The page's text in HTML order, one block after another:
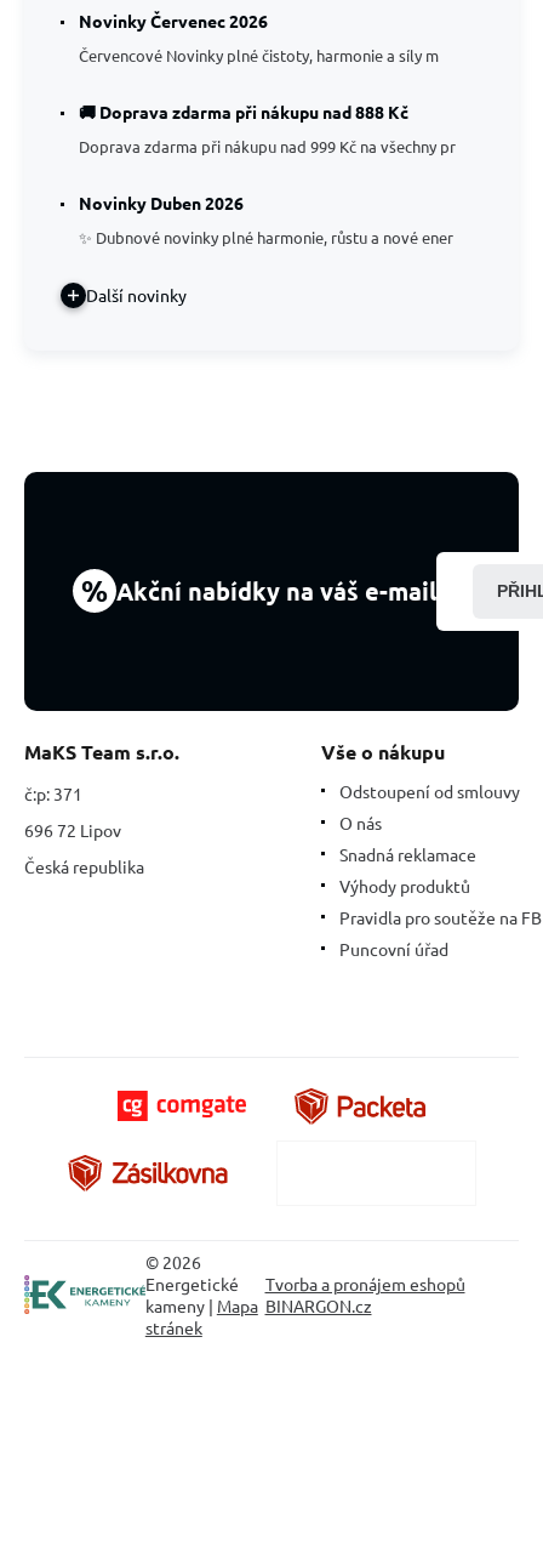
Novinky Červenec 2026
Červencové Novinky plné čistoty, harmonie a síly m
🚚 Doprava zdarma při nákupu nad 888 Kč
Doprava zdarma při nákupu nad 999 Kč na všechny pr
Novinky Duben 2026
✨ Dubnové novinky plné harmonie, růstu a nové ener
Další novinky
% Akční nabídky na váš e-mail
MaKS Team s.r.o.
č:p: 371
696 72 Lipov
Česká republika
Vše o nákupu
Odstoupení od smlouvy
O nás
Snadná reklamace
Výhody produktů
Pravidla pro soutěže na FB
Puncovní úřad
© 2026
Energetické
kameny | Mapa
stránek
Tvorba a pronájem eshopů
BINARGON.cz